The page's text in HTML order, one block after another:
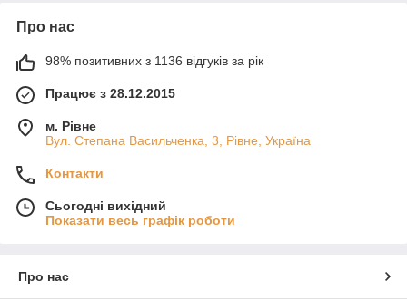
Про нас
98% позитивних з 1136 відгуків за рік
Працює з 28.12.2015
м. Рівне
Вул. Степана Васильченка, 3, Рівне, Україна
Контакти
Сьогодні вихідний
Показати весь графік роботи
Про нас